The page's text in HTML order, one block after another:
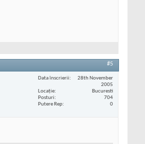
#5
Data înscrierii
28th November
2005
Locaţie
Bucuresti
Posturi
704
Putere Rep
0